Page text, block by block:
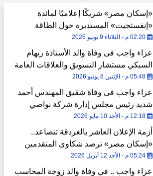
«إسكان مصر» شريكًا إعلاميًا لمائدة
«إنفستجيت» المستديرة حول الطاقة
والقطاع العقاري
02:20 م - الثلاثاء 9 يونيو 2026
عزاء واجب فى وفاة والد الأستاذة ريهام
السبكي مستشار التسويق والعلاقات العامة
05:48 م - الإثنين 8 يونيو 2026
عزاء واجب فى وفاة شقيق المهندس أحمد
شديد رئيس مجلس إدارة شركة نواصي
العقارية
12:18 م - الأحد 10 مايو 2026
أزمة الإعلان العاشر بالغردقة تتصاعد..
«إسكان مصر» ترصد شكاوى المتقدمين
05:24 م - الأحد 12 أبريل 2026
عزاء واجب .. في وفاة والد زوجة المحاسب